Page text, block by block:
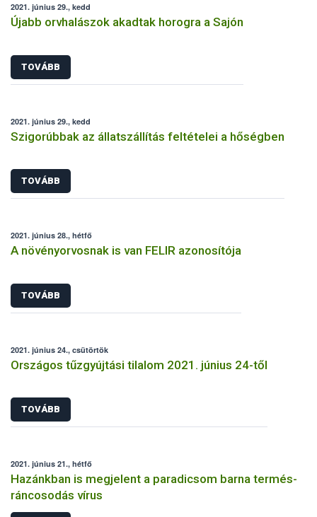
2021. június 29., kedd
Újabb orvhalászok akadtak horogra a Sajón
TOVÁBB
2021. június 29., kedd
Szigorúbbak az állatszállítás feltételei a hőségben
TOVÁBB
2021. június 28., hétfő
A növényorvosnak is van FELIR azonosítója
TOVÁBB
2021. június 24., csütörtök
Országos tűzgyújtási tilalom 2021. június 24-től
TOVÁBB
2021. június 21., hétfő
Hazánkban is megjelent a paradicsom barna termés-
ráncosodás vírus